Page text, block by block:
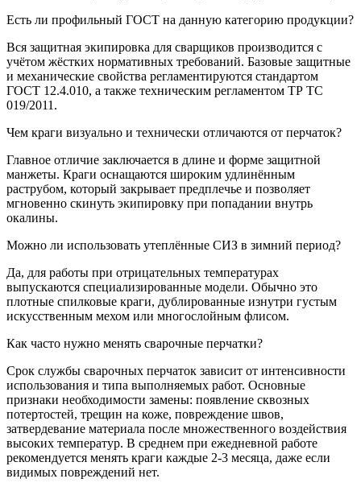
Есть ли профильный ГОСТ на данную категорию продукции?
Вся защитная экипировка для сварщиков производится с
учётом жёстких нормативных требований. Базовые защитные
и механические свойства регламентируются стандартом
ГОСТ 12.4.010, а также техническим регламентом ТР ТС
019/2011.
Чем краги визуально и технически отличаются от перчаток?
Главное отличие заключается в длине и форме защитной
манжеты. Краги оснащаются широким удлинённым
раструбом, который закрывает предплечье и позволяет
мгновенно скинуть экипировку при попадании внутрь
окалины.
Можно ли использовать утеплённые СИЗ в зимний период?
Да, для работы при отрицательных температурах
выпускаются специализированные модели. Обычно это
плотные спилковые краги, дублированные изнутри густым
искусственным мехом или многослойным флисом.
Как часто нужно менять сварочные перчатки?
Срок службы сварочных перчаток зависит от интенсивности
использования и типа выполняемых работ. Основные
признаки необходимости замены: появление сквозных
потертостей, трещин на коже, повреждение швов,
затвердевание материала после множественного воздействия
высоких температур. В среднем при ежедневной работе
рекомендуется менять краги каждые 2-3 месяца, даже если
видимых повреждений нет.